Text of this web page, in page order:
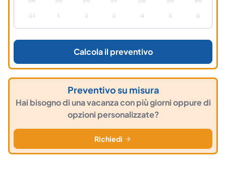
31 1 2 3 4 5 6
Calcola il preventivo
Preventivo su misura
Hai bisogno di una vacanza con più giorni oppure di
opzioni personalizzate?
Richiedi